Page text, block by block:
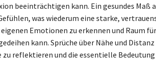
beeinträchtigen kann. Ein gesundes Maß
was wiederum eine starke,
Emotionen zu erkennen und Raum
kann. Sprüche über Nähe und
zu reflektieren und die essentielle